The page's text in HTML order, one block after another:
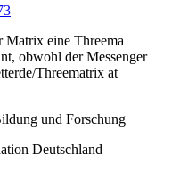
Matrix eine Threema
obwohl der Messenger
Threematrix at
und Forschung
Deutschland